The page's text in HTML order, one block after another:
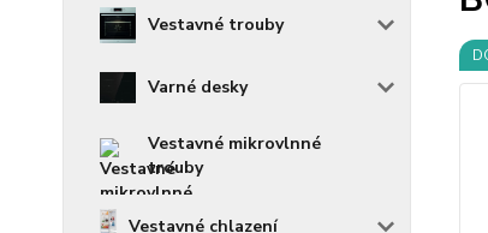
Vestavné trouby
Varné desky
Vestavné mikrovlnné
trouby
Vestavné chlazení